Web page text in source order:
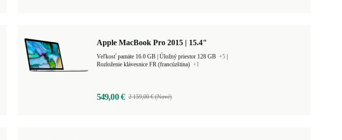
Apple MacBook Pro 2015 | 15.4"
Úložný priestor 128 GB +5
Rozloženie klávesnice FR (francúzština) +1
549,00 € 2 159,00 € (Nové)